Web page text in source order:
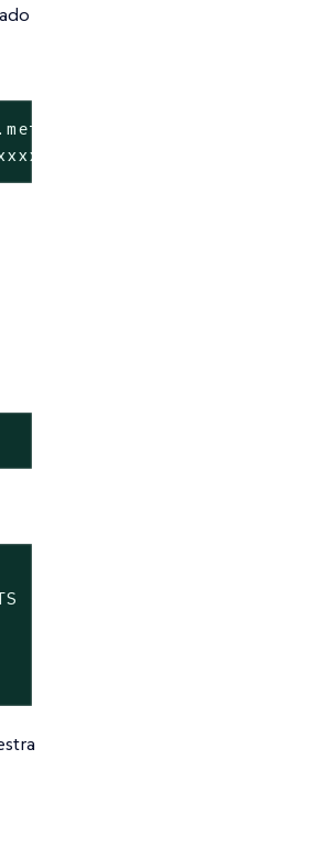
AGE       IP
17m       x.x.x.x
14m       x.x.x.x
13m       x.x.x.x